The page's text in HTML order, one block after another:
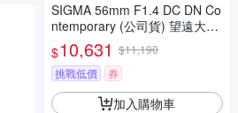
SIGMA 56mm F1.4 DC DN Co
ntemporary (公司貨) 望遠大光
圈定焦鏡頭 人像鏡 APS-C 無反
微單眼專用鏡頭
$10,631 $11,190
挑戰低價
券
加入購物車